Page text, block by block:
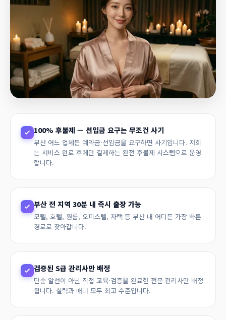
100% 후불제 — 선입금 요구는 무조건 사기
부산 어느 업체든 예약금·선입금을 요구하면 사기입니다. 저희
는 서비스 완료 후에만 결제하는 완전 후불제 시스템으로 운영
합니다.
부산 전 지역 30분 내 즉시 출장 가능
모텔, 호텔, 원룸, 오피스텔, 자택 등 부산 내 어디든 가장 빠른
경로로 찾아갑니다.
검증된 S급 관리사만 배정
단순 알선이 아닌 직접 교육·검증을 완료한 전문 관리사만 배정
됩니다. 실력과 매너 모두 최고 수준입니다.